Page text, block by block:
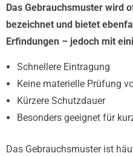
Das Gebrauchsmuster wird
bezeichnet und bietet
Erfindungen – jedoch mit
Schnellere Eintragung
Keine materielle Prüfung
Kürzere Schutzdauer
Besonders geeignet für
Das Gebrauchsmuster ist